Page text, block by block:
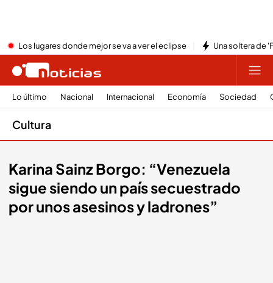
Los lugares donde mejor se va a ver el eclipse Una soltera de
Lo último Nacional Internacional Economía Sociedad
Cultura
Karina Sainz Borgo: “Venezuela
sigue siendo un país secuestrado
por unos asesinos y ladrones”